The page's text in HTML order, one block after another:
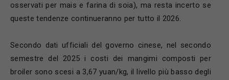
osservati per mais e farina di soia), ma resta incerto se
queste tendenze continueranno per tutto il 2026.
Secondo dati ufficiali del governo cinese, nel secondo
semestre del 2025 i costi dei mangimi composti per
broiler sono scesi a 3,67 yuan/kg, il livello più basso degli